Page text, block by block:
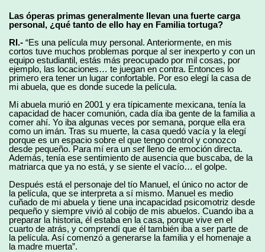
Las óperas primas generalmente llevan una fuerte carga
personal, ¿qué tanto de ello hay en Familia tortuga?
RI.- “Es una película muy personal. Anteriormente, en mis
cortos tuve muchos problemas porque al ser inexperto y con un
equipo estudiantil, estás más preocupado por mil cosas, por
ejemplo, las locaciones… te juegan en contra. Entonces lo
primero era tener un lugar confortable. Por eso elegí la casa de
mi abuela, que es donde sucede la película.
Mi abuela murió en 2001 y era típicamente mexicana, tenía la
capacidad de hacer comunión, cada día iba gente de la familia a
comer ahí. Yo iba algunas veces por semana, porque ella era
como un imán. Tras su muerte, la casa quedó vacía y la elegí
porque es un espacio sobre el que tengo control y conozco
desde pequeño. Para mí era un setlleno de emoción directa.
Además, tenía ese sentimiento de ausencia que buscaba, de la
matriarca que ya no está, y se siente el vacío… el golpe.
Después está el personaje del tío Manuel, el único no actor de
la película, que se interpreta a sí mismo. Manuel es medio
cuñado de mi abuela y tiene una incapacidad psicomotriz desde
pequeño y siempre vivió al cobijo de mis abuelos. Cuando iba a
preparar la historia, él estaba en la casa, porque vive en el
cuarto de atrás, y comprendí que él también iba a ser parte de
la película. Así comenzó a generarse la familia y el homenaje a
la madre muerta”.